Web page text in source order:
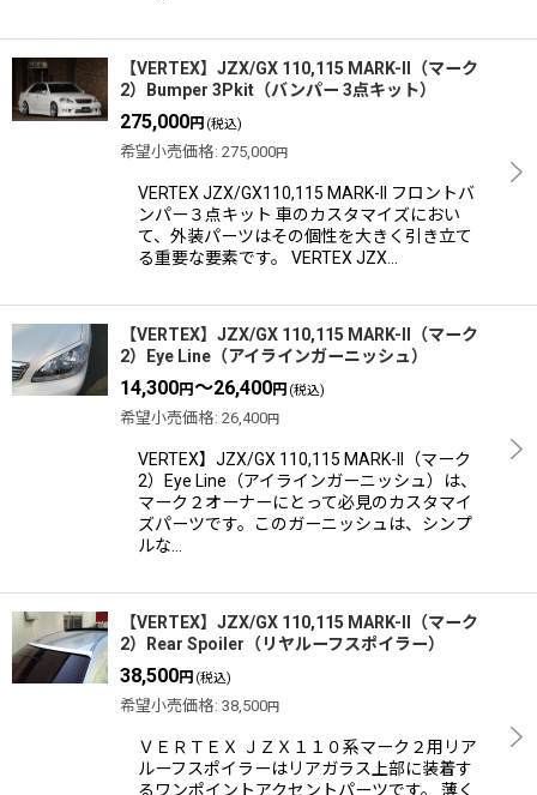
【VERTEX】JZX/GX 110,115 MARK-II（マーク
2）Bumper 3Pkit（バンパー 3点キット）
275,000円 (税込)
希望小売価格: 275,000円
VERTEX JZX/GX110,115 MARK-II フロントバ
ンパー３点キット 車のカスタマイズにおい
て、外装パーツはその個性を大きく引き立て
る重要な要素です。 VERTEX JZX…
【VERTEX】JZX/GX 110,115 MARK-II（マーク
2）Eye Line（アイラインガーニッシュ）
14,300円～26,400円 (税込)
希望小売価格: 26,400円
VERTEX】JZX/GX 110,115 MARK-II（マーク
2）Eye Line（アイラインガーニッシュ）は、
マーク２オーナーにとって必見のカスタマイ
ズパーツです。このガーニッシュは、シンプ
ルな…
【VERTEX】JZX/GX 110,115 MARK-II（マーク
2）Rear Spoiler（リヤルーフスポイラー）
38,500円 (税込)
希望小売価格: 38,500円
ＶＥＲＴＥＸ ＪＺＸ１１０系マーク２用リア
ルーフスポイラーはリアガラス上部に装着す
るワンポイントアクセントパーツです。 薄く